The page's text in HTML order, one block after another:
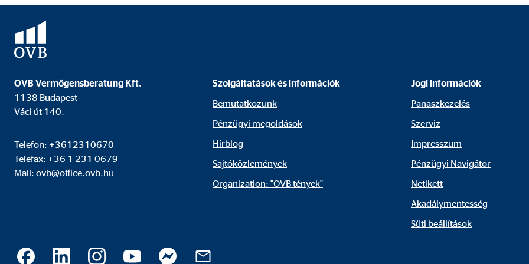
OVB Vermögensberatung Kft.
1138 Budapest
Váci út 140.
Telefon: +3612310670
Telefax: +36 1 231 0679
Mail: ovb@office.ovb.hu
Szolgáltatások és információk
Bemutatkozunk
Pénzügyi megoldások
Hírblog
Sajtóközlemények
Organization: "OVB tények"
Jogi információk
Panaszkezelés
Szerviz
Impresszum
Pénzügyi Navigátor
Netikett
Akadálymentesség
Süti beállítások
Adform | címzett: OVB, Adform A/S
Szolgáltató:
Cél: ad campaign
Külső média